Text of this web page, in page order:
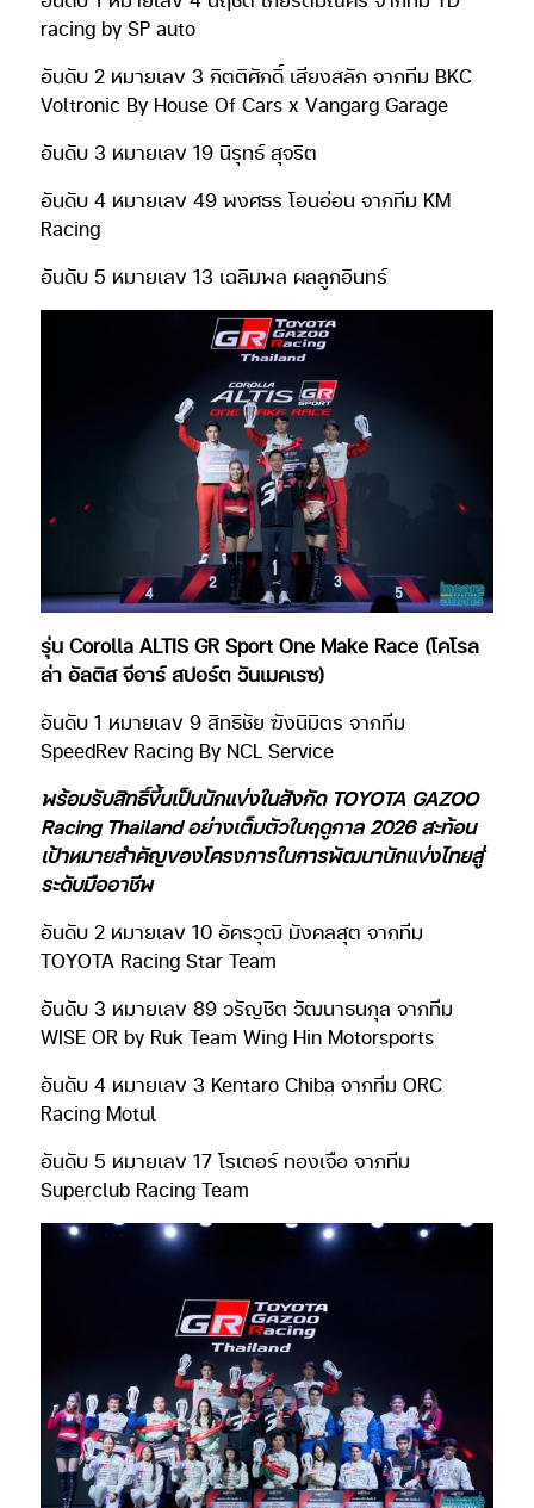
racing by SP auto
อันดับ 2 หมายเลข 3 กิตติศักดิ์ เสียงสลัก จากทีม BKC
Voltronic By House Of Cars x Vangarg Garage
อันดับ 3 หมายเลข 19 นิรุทธ์ สุจริต
อันดับ 4 หมายเลข 49 พงศธร โอนอ่อน จากทีม KM
Racing
อันดับ 5 หมายเลข 13 เฉลิมพล ผลลูกอินทร์
รุ่น Corolla ALTIS GR Sport One Make Race (โคโรล
ล่า อัลติส จีอาร์ สปอร์ต วันเมคเรซ)
อันดับ 1 หมายเลข 9 สิทธิชัย ฆังนิมิตร จากทีม
SpeedRev Racing By NCL Service
พร้อมรับสิทธิ์ขึ้นเป็นนักแข่งในสังกัด TOYOTA GAZOO
Racing Thailand อย่างเต็มตัวในฤดูกาล 2026 สะท้อน
เป้าหมายสำคัญของโครงการในการพัฒนานักแข่งไทยสู่
ระดับมืออาชีพ
อันดับ 2 หมายเลข 10 อัครวุฒิ มังคลสุต จากทีม
TOYOTA Racing Star Team
อันดับ 3 หมายเลข 89 วรัญชิต วัฒนาธนกุล จากทีม
WISE OR by Ruk Team Wing Hin Motorsports
อันดับ 4 หมายเลข 3 Kentaro Chiba จากทีม ORC
Racing Motul
อันดับ 5 หมายเลข 17 โรเตอร์ ทองเจือ จากทีม
Superclub Racing Team